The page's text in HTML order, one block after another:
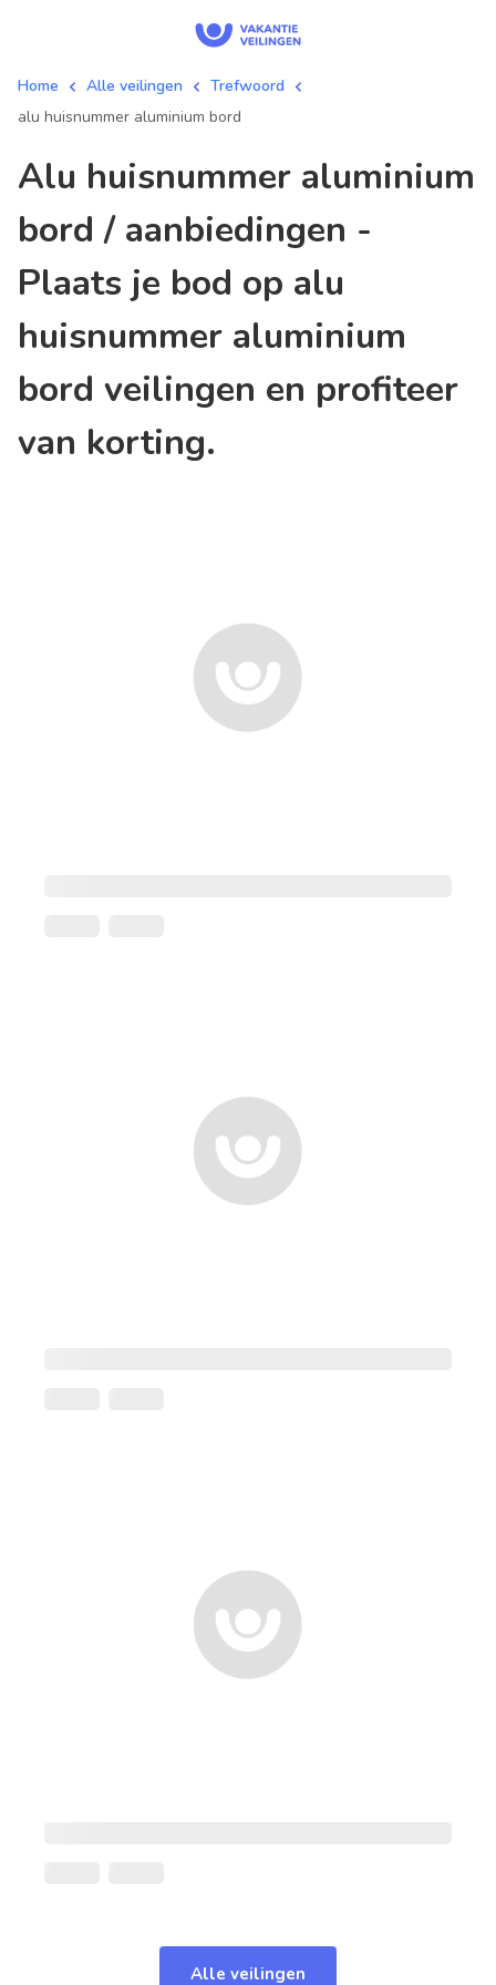
Home Alle veilingen
Trefwoord
alu huisnummer aluminium bord
alu huisnummer aluminium
bord / aanbiedingen -
Plaats je bod op alu
huisnummer aluminium
bord veilingen en profiteer
van korting.
Alle veilingen